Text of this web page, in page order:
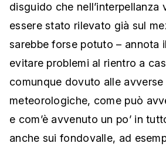
disguido che nell’interpellanza
essere stato rilevato già sul
sarebbe forse potuto – annota
evitare problemi al rientro a
comunque dovuto alle
meteorologiche, come può
e com’è avvenuto un po’ in
anche sui fondovalle, ad